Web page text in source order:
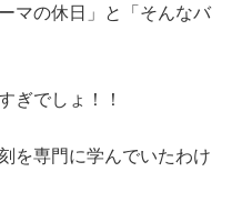
マの休日」と「そんなバ
ぎでしょ！！
を専門に学んでいたわけ